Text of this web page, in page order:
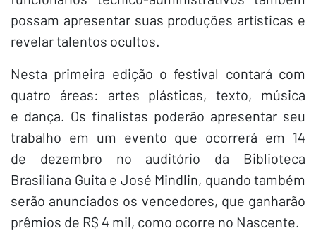
possam apresentar suas produções artísticas e
revelar talentos ocultos.
Nesta primeira edição o festival contará com
quatro áreas: artes plásticas, texto, música
e dança. Os finalistas poderão apresentar seu
trabalho em um evento que ocorrerá em 14
de dezembro no auditório da Biblioteca
Brasiliana Guita e José Mindlin, quando também
serão anunciados os vencedores, que ganharão
prêmios de R$ 4 mil, como ocorre no Nascente.